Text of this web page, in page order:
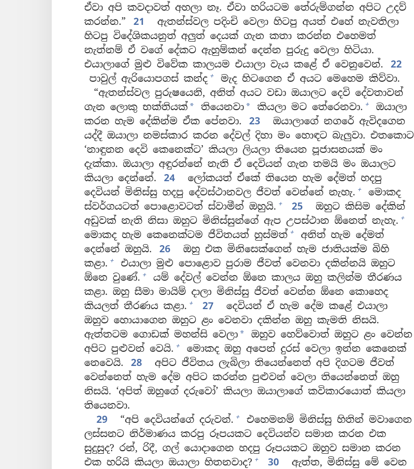
ඒවා අපි කවදාවත් අහලා නෑ. ඒවා හරියටම තේරුම්ගන්න අපිට උදව්
කරන්න.”
21
ඇතන්ස්වල පදිංචි වෙලා හිටපු අයත් එහේ නැවතිලා
හිටපු විදේශිකයනුත් අලුත් දෙයක් ගැන කතා කරන්න එහෙමත්
නැත්නම් ඒ වගේ දේකට ඇහුම්කන් දෙන්න පුරුදු වෙලා හිටියා.
එයාලාගේ මුළු විවේක කාලයම එයාලා වැය කළේ ඒ වෙනුවෙන්.
22
පාවුල් ඇරියොපගස් කන්ද +
මැද හිටගෙන ඒ අයට මෙහෙම කිව්වා.
“ඇතන්ස්වල පුරුෂයෙනි, අනිත් අයට වඩා ඔයාලට දෙවි දේවතාවන්
ගැන ලොකු භක්තියක්* තියෙනවා* කියලා මට තේරෙනවා. +
ඔයාලා
කරන හැම දේකින්ම ඒක පේනවා.
23
ඔයාලාගේ නගරේ ඇවිදගෙන
යද්දී ඔයාලා නමස්කාර කරන දේවල් දිහා මං හොඳට බැලුවා. එතකොට
‘නාඳුනන දෙවි කෙනෙක්ට’ කියලා ලියලා තියෙන පූජාසනයක් මං
දැක්කා. ඔයාලා අඳුරන්නේ නැති ඒ දෙවියන් ගැන තමයි මං ඔයාලට
කියලා දෙන්නේ.
24
ලෝකයත් ඒකේ තියෙන හැම දේමත් හදපු
දෙවියන් මිනිස්සු හදපු දේවස්ථානවල ජීවත් වෙන්නේ නැහැ. +
මොකද
ස්වර්ගයටත් පොළොවටත් ස්වාමීන් ඔහුයි. + 25
ඔහුට කිසිම දේකින්
අඩුවක් නැති නිසා ඔහුට මිනිස්සුන්ගේ ඇප උපස්ථාන ඕනෙත් නැහැ. +
මොකද හැම කෙනෙක්ටම ජීවිතයත් හුස්මත් +
අනිත් හැම දේමත්
දෙන්නේ ඔහුයි.
26
ඔහු එක මිනිසෙක්ගෙන් හැම ජාතියක්ම බිහි
කළා. +
එයාලා මුළු පොළොව පුරාම ජීවත් වෙනවා දකින්නයි ඔහුට
ඕනෙ වුණේ. +
යම් දේවල් වෙන්න ඕනෙ කාලය ඔහු කලින්ම තීරණය
කළා. ඔහු සීමා මායිම් දාලා මිනිස්සු ජීවත් වෙන්න ඕනෙ කොහෙද
කියලත් තීරණය කළා. + 27
දෙවියන් ඒ හැම දේම කළේ එයාලා
ඔහුව හොයාගෙන ඔහුට ළං වෙනවා දකින්න ඔහු කැමති නිසයි.
ඇත්තටම ගොඩක් මහන්සි වෙලා* ඔහුව හෙව්වොත් ඔහුට ළං වෙන්න
අපිට පුළුවන් වෙයි. +
මොකද ඔහු අපෙන් දුරස් වෙලා ඉන්න කෙනෙක්
නෙවෙයි.
28
අපිට ජීවිතය ලැබිලා තියෙන්නෙත් අපි දිගටම ජීවත්
වෙන්නෙත් හැම දේම අපිට කරන්න පුළුවන් වෙලා තියෙන්නෙත් ඔහු
නිසයි. ‘අපිත් ඔහුගේ දරුවෝ’ කියලා ඔයාලාගේ කවිකාරයොත් කියලා
තියෙනවා.
29
“අපි දෙවියන්ගේ දරුවන්. +
එහෙමනම් මිනිස්සු හිතින් මවාගෙන
ලස්සනට නිර්මාණය කරපු රූපයකට දෙවියන්ව සමාන කරන එක
සුදුසුද? රන්, රිදී, ගල් යොදාගෙන හදපු රූපයකට ඔහුව සමාන කරන
එක හරියි කියලා ඔයාලා හිතනවාද? + 30
ඇත්ත, මිනිස්සු මේ වෙන